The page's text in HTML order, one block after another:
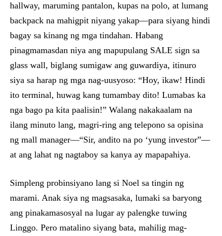
hallway, maruming pantalon, kupas na polo, at lumang
backpack na mahigpit niyang yakap—para siyang hindi
bagay sa kinang ng mga tindahan. Habang
pinagmamasdan niya ang mapupulang SALE sign sa
glass wall, biglang sumigaw ang guwardiya, itinuro
siya sa harap ng mga nag-uusyoso: “Hoy, ikaw! Hindi
ito terminal, huwag kang tumambay dito! Lumabas ka
nga bago pa kita paalisin!” Walang nakakaalam na
ilang minuto lang, magri-ring ang telepono sa opisina
ng mall manager—“Sir, andito na po ‘yung investor”—
at ang lahat ng nagtaboy sa kanya ay mapapahiya.
Simpleng probinsiyano lang si Noel sa tingin ng
marami. Anak siya ng magsasaka, lumaki sa baryong
ang pinakamasosyal na lugar ay palengke tuwing
Linggo. Pero matalino siyang bata, mahilig mag-